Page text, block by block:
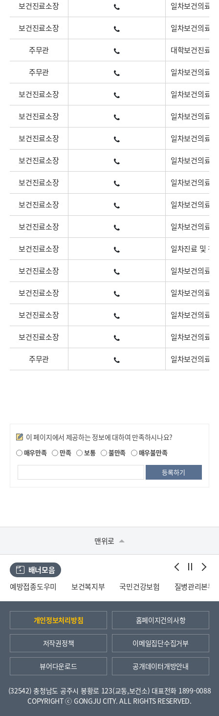
보건진료소장 일차보건의료
보건진료소장 일차보건의료
주무관 대학보건진료소
주무관 일차보건의료
보건진료소장 일차보건의료
보건진료소장 일차보건의료
보건진료소장 일차보건의료
보건진료소장 일차보건의료
보건진료소장 일차보건의료
보건진료소장 일차보건의료
보건진료소장 일차보건의료
보건진료소장 일차진료 및 건
보건진료소장 일차보건의료
보건진료소장 일차보건의료
보건진료소장 일차보건의료
보건진료소장 일차보건의료
주무관 일차보건의료
만족도조사
이 페이지에서 제공하는 정보에 대하여 만족하시나요?
매우만족 만족 보통 불만족 매우불만족
맨위로
배너모음
예방접종도우미
보건복지부 국민건강보험 질병관리본부
개인정보처리방침 홈페이지건의사항
저작권정책 이메일집단수집거부
뷰어다운로드 공개데이터개방안내
(32542) 충청남도 공주시 봉황로 123(교동,보건소) 대표전화 1899-0088
COPYRIGHT ⓒ GONGJU CITY. ALL RIGHTS RESERVED.